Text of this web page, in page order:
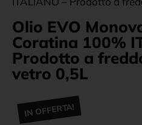
Olio EVO
Coratina 100%
Prodotto a
vetro 0,5L
IN OFFERTA!